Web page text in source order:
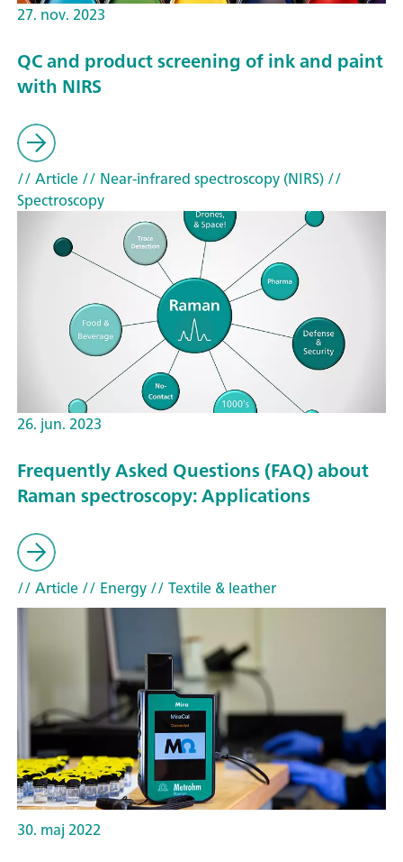
27. nov. 2023
QC and product screening of ink and paint
with NIRS
// Article// Near-infrared spectroscopy (NIRS)//
Spectroscopy
26. jun. 2023
Frequently Asked Questions (FAQ) about
Raman spectroscopy: Applications
// Article// Energy// Textile & leather
30. maj 2022